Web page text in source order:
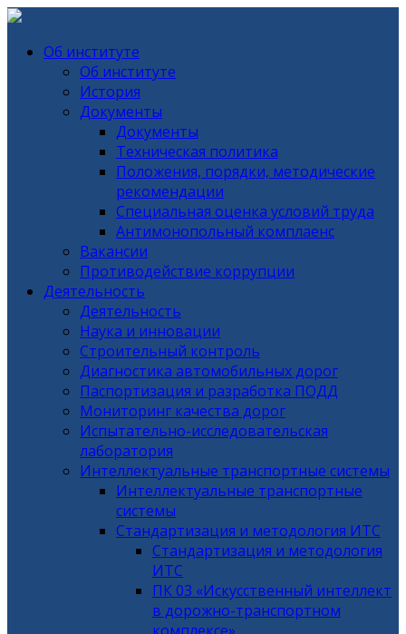
Об институте
Об институте
История
Документы
Документы
Техническая политика
Положения, порядки, методические
рекомендации
Специальная оценка условий труда
Антимонопольный комплаенс
Вакансии
Противодействие коррупции
Деятельность
Деятельность
Наука и инновации
Строительный контроль
Диагностика автомобильных дорог
Паспортизация и разработка ПОДД
Мониторинг качества дорог
Испытательно-исследовательская
лаборатория
Интеллектуальные транспортные системы
Интеллектуальные транспортные
системы
Стандартизация и методология ИТС
Стандартизация и методология
ИТС
ПК 03 «Искусственный интеллект
в дорожно-транспортном